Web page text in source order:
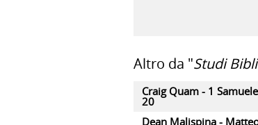
Altro da "Studi
Craig Quam - 1
20
Dean Malispina -